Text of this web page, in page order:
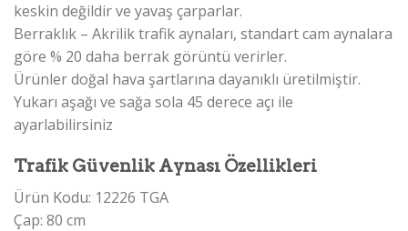
keskin değildir ve yavaş çarparlar.
Berraklık – Akrilik trafik aynaları, standart cam aynalara
göre % 20 daha berrak görüntü verirler.
Ürünler doğal hava şartlarına dayanıklı üretilmiştir.
Yukarı aşağı ve sağa sola 45 derece açı ile
ayarlabilirsiniz
Trafik Güvenlik Aynası Özellikleri
Ürün Kodu: 12226 TGA
Çap: 80 cm